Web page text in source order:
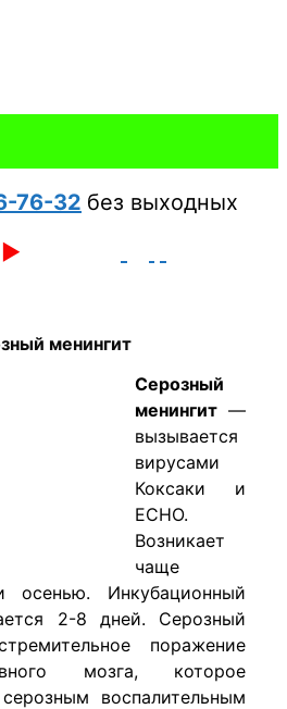
76-32 без выходных
►
менингит
Серозный
менингит —
вызывается
вирусами
Коксаки и
ECHO.
Возникает
чаще
осенью. Инкубационный
2-8 дней. Серозный
поражение
мозга, которое
воспалительным